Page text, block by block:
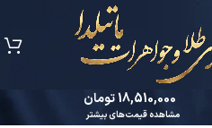
18,510,000 تومان
مشاهده قیمت‌های بیشتر